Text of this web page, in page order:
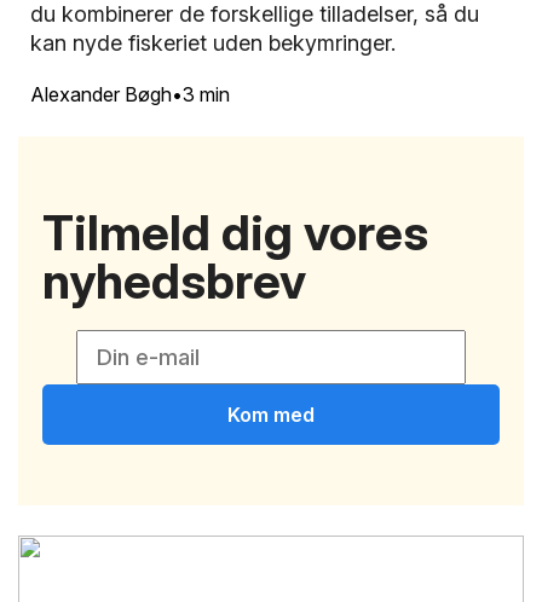
3 min
du kombinerer de forskellige tilladelser, så du
kan nyde fiskeriet uden bekymringer.
Alexander Bøgh
Tilmeld dig vores
nyhedsbrev
Kom med